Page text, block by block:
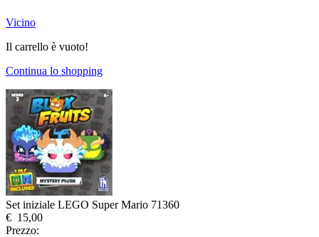
Vicino
Il carrello è vuoto!
Continua lo shopping
Set iniziale LEGO Super Mario 71360
€ 15,00
Prezzo: